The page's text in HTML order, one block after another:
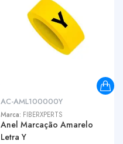
AC-AML100000Y
Marca: FIBERXPERTS
Anel Marcação Amarelo
Letra Y